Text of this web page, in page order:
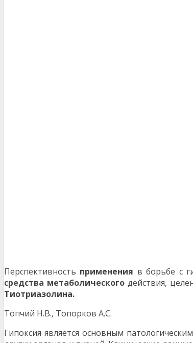
Перспективность применения в борьбе с
средства метаболического действия,
Тиотриазолина.
Топчий Н.В., Топорков А.С.
Гипоксия является основным